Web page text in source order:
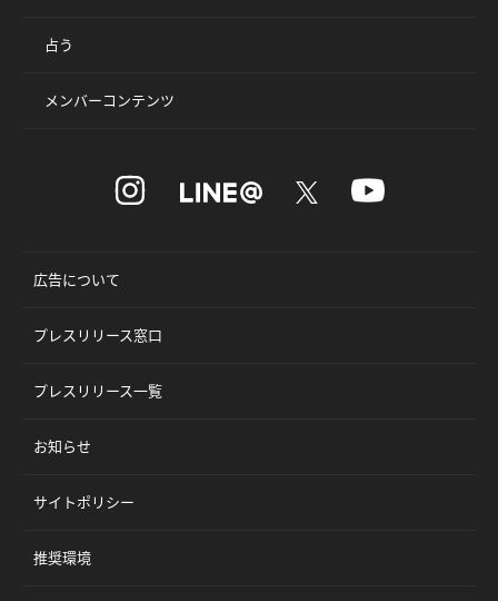
占う
メンバーコンテンツ
広告について
プレスリリース窓口
プレスリリース一覧
お知らせ
サイトポリシー
推奨環境